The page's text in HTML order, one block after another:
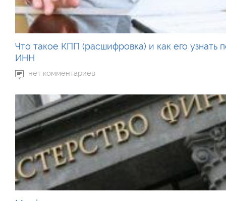
Что такое КПП (расшифровка) и как его узнать
ИНН
нет комментариев